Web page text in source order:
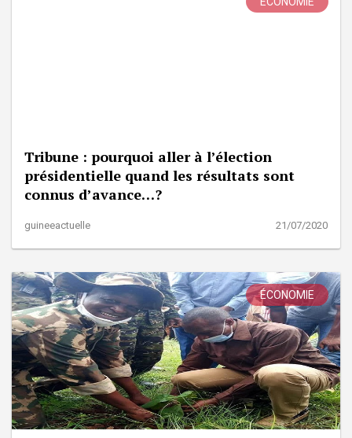
Tribune : pourquoi aller à l’élection
présidentielle quand les résultats sont
connus d’avance…?
guineeactuelle 21/07/2020
ÉCONOMIE